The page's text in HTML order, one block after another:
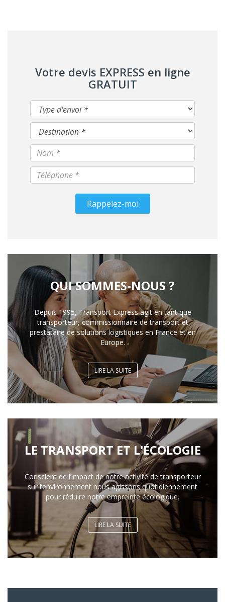
Votre devis EXPRESS en ligne
GRATUIT
Rappelez-moi
QUI SOMMES-NOUS ?
Depuis 1995, Transport Express agit en tant que
transporteur, commissionnaire de transport et
prestataire de solutions logistiques en France et en
Europe.
LIRE LA SUITE
LE TRANSPORT ET L'ÉCOLOGIE
Conscient de l’impact de notre activité de transporteur
sur l’environnement nous agissons quotidiennement
pour réduire notre empreinte écologique.
LIRE LA SUITE